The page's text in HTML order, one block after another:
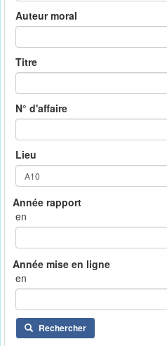
Auteur moral
Titre
N° d'affaire
Lieu
en
en
Rechercher